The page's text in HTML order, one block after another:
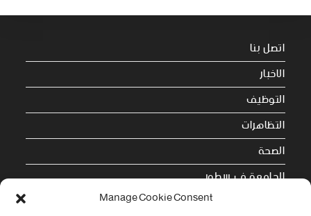
Manage Cookie Consent
اتصل بنا
الاخبار
التوظيف
التظاهرات
الصحة
الجامعة في سطور
Cookie Policy (EU)